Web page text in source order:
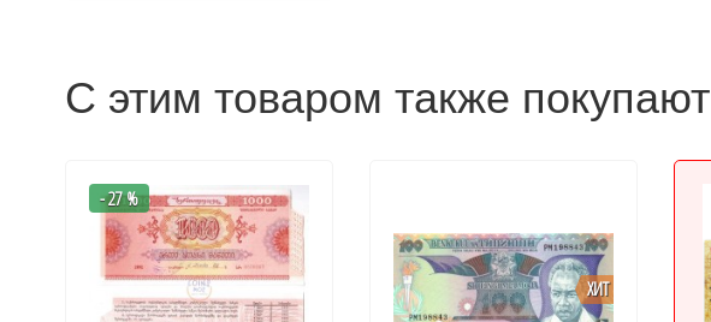
С этим товаром также покупают
- 27 %
ХИТ